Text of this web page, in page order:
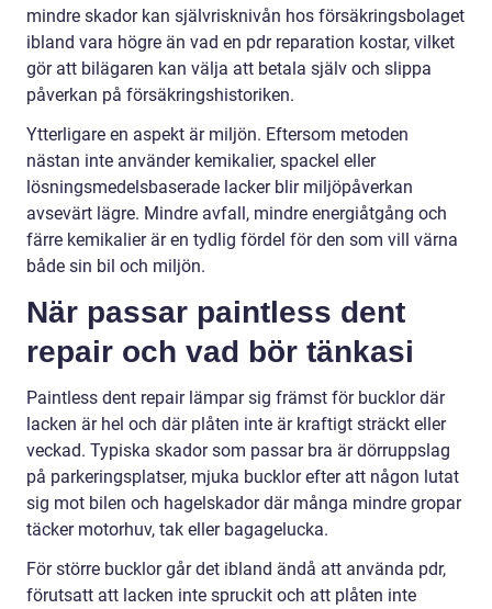
mindre skador kan självrisknivån hos försäkringsbolaget
ibland vara högre än vad en pdr reparation kostar, vilket
gör att bilägaren kan välja att betala själv och slippa
påverkan på försäkringshistoriken.
Ytterligare en aspekt är miljön. Eftersom metoden
nästan inte använder kemikalier, spackel eller
lösningsmedelsbaserade lacker blir miljöpåverkan
avsevärt lägre. Mindre avfall, mindre energiåtgång och
färre kemikalier är en tydlig fördel för den som vill värna
både sin bil och miljön.
När passar paintless dent
repair och vad bör tänkasi
Paintless dent repair lämpar sig främst för bucklor där
lacken är hel och där plåten inte är kraftigt sträckt eller
veckad. Typiska skador som passar bra är dörruppslag
på parkeringsplatser, mjuka bucklor efter att någon lutat
sig mot bilen och hagelskador där många mindre gropar
täcker motorhuv, tak eller bagagelucka.
För större bucklor går det ibland ändå att använda pdr,
förutsatt att lacken inte spruckit och att plåten inte